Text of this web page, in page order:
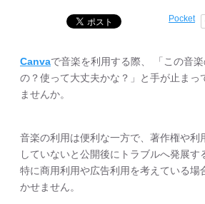
Pocket
Canvaで音楽を利用する際、 「この音
の？使って大丈夫かな？」と手が止まっ
ませんか。
音楽の利用は便利な一方で、著作権や利
していないと公開後にトラブルへ発展す
特に商用利用や広告利用を考えている場
かせません。